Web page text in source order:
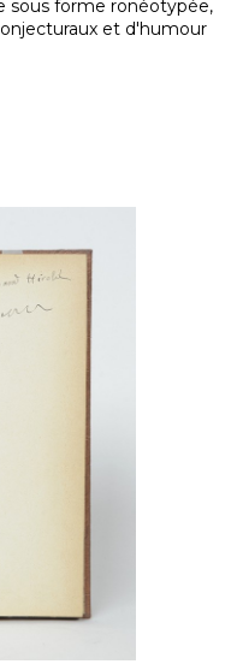
sous forme ronéotypée,
et d'humour